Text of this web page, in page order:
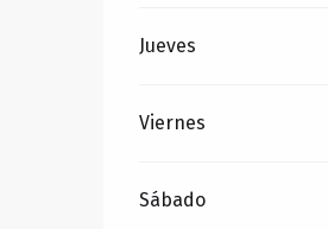
Jueves
Viernes
Sábado